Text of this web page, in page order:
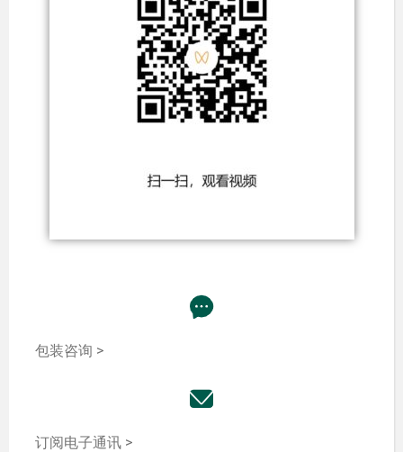
包装咨询 >
订阅电子通讯 >